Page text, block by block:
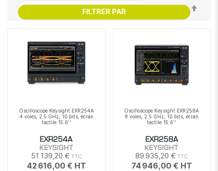
Oscilloscope Keysight EXR254A
4 voies, 2.5 GHz, 10 bits, écran
tactile 15.6''
EXR254A
KEYSIGHT
51 139,20 €
42 616,00 €
Oscilloscope Keysight EXR258A
8 voies, 2.5 GHz, 10 bits, écran
tactile 15.6''
EXR258A
KEYSIGHT
89 935,20 €
74 946,00 €
FILTRER PAR